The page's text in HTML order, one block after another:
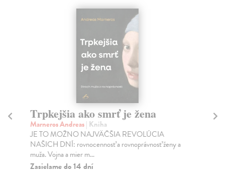
Trpkejšia ako smrť je žena
Marneros Andreas| Kniha
JE TO MOŽNO NAJVÄČŠIA REVOLÚCIA
NAŠICH DNÍ: rovnocennosť a rovnoprávnosť ženy a
muža. Vojna a mier m...
Zasielame do 14 dní